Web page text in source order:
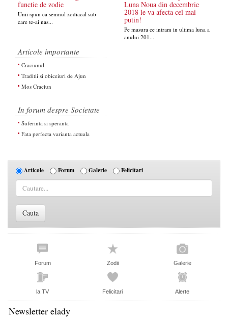
functie de zodie
Unii spun ca semnul zodiacal sub
care te-ai nas...
Luna Noua din decembrie
2018 le va afecta cel mai
putin!
Pe masura ce intram in ultima luna a
anului 201...
Articole importante
Craciunul
Traditii si obiceiuri de Ajun
Mos Craciun
In forum despre Societate
Suferinta si speranta
Fata perfecta varianta actuala
Articole Forum Galerie Felicitari
Forum Zodii Galerie
la TV Felicitari Alerte
Newsletter elady